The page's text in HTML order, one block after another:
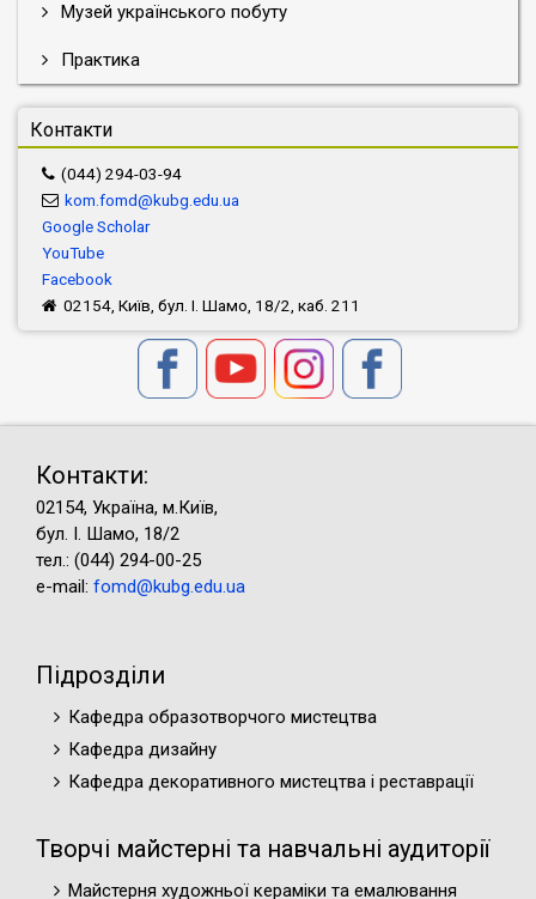
Музей українського побуту
Практика
Контакти
(044) 294-03-94
kom.fomd@kubg.edu.ua
Google Scholar
YouTube
Facebook
02154, Київ, бул. І. Шамо, 18/2, каб. 211
Контакти:
02154, Україна, м.Київ,
бул. І. Шамо, 18/2
тел.: (044) 294-00-25
e-mail: fomd@kubg.edu.ua
Підрозділи
Кафедра образотворчого мистецтва
Кафедра дизайну
Кафедра декоративного мистецтва і реставрації
Творчі майстерні та навчальні аудиторії
Майстерня художньої кераміки та емалювання